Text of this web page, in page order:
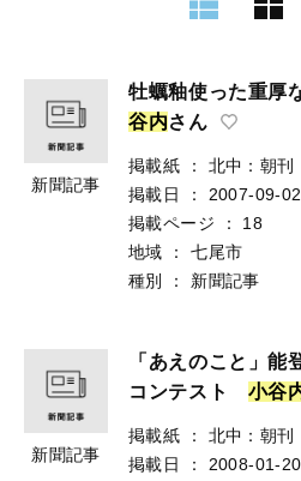
新聞記事
牡蠣釉使った重
谷内さん
掲載紙 ：
北中：朝刊
掲載日
：
2007-09-02
掲載ページ
：
18
地域
：
七尾市
種別
： 新聞記事
新聞記事
「あえのこと」
コンテスト 小谷
掲載紙 ：
北中：朝刊
掲載日
：
2008-01-20